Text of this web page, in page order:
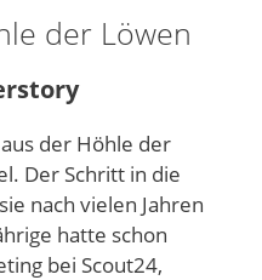
der Löwen
der Höhle der
Der Schritt in die
nach vielen Jahren
hatte schon
bei Scout24,